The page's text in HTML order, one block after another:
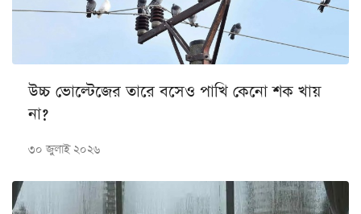
উচ্চ ভোল্টেজের তারে বসেও পাখি কেনো শক খায়
না?
৩০ জুলাই ২০২৬